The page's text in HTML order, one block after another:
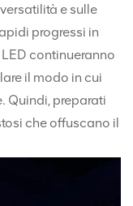
e sulle
progressi in
continueranno
il modo in cui
Quindi, preparati
che offuscano il